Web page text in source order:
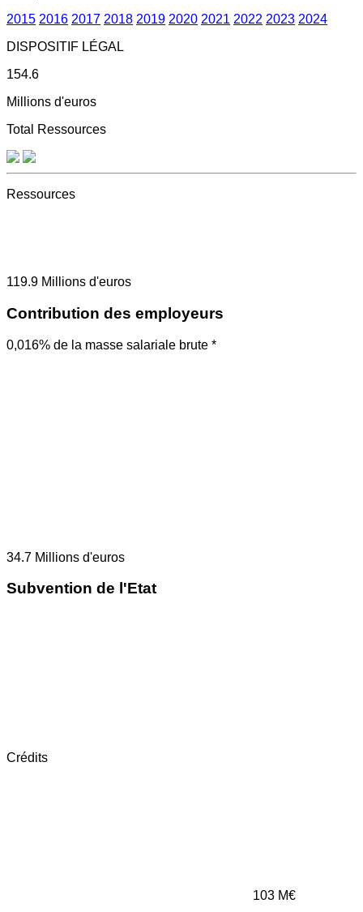
2015 2016 2017 2018 2019 2020 2021 2022 2023 2024
DISPOSITIF LÉGAL
154.6
Millions d'euros
Total Ressources
Ressources
119.9 Millions d'euros
Contribution des employeurs
0,016% de la masse salariale brute *
34.7 Millions d'euros
Subvention de l'Etat
Crédits
103 M€